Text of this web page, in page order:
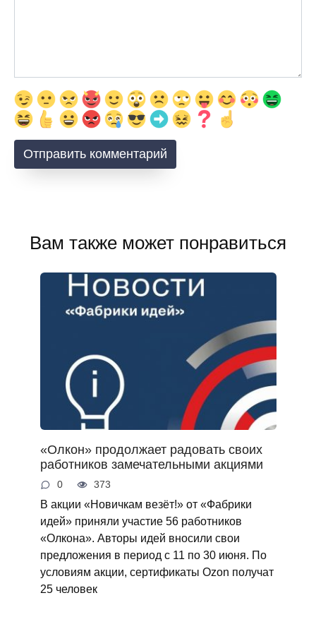
Вам также может понравиться
«Олкон» продолжает радовать своих
работников замечательными акциями
0 373
В акции «Новичкам везёт!» от «Фабрики
идей» приняли участие 56 работников
«Олкона». Авторы идей вносили свои
предложения в период с 11 по 30 июня. По
условиям акции, сертификаты Ozon получат
25 человек